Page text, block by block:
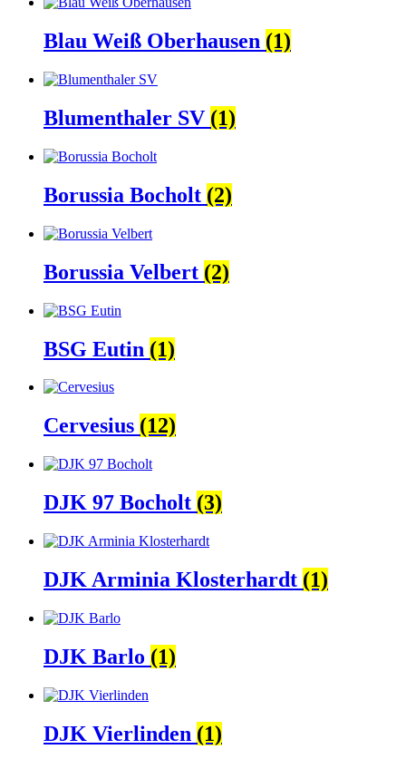
Blau Weiß Oberhausen (1)
Blumenthaler SV (1)
Borussia Bocholt (2)
Borussia Velbert (2)
BSG Eutin (1)
Cervesius (12)
DJK 97 Bocholt (3)
DJK Arminia Klosterhardt (1)
DJK Barlo (1)
DJK Vierlinden (1)